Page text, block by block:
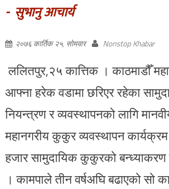
- सुभानु आचार्य
२०७६ कार्तिक २५, सोमवार Nonstop Khabar
ललितपुर,२५ कात्तिक । काठमाडौँ
आफ्ना हरेक वडामा छरिएर रहेका
नियन्त्रण र व्यवस्थापनको लागि
महानगरीय कुकुर व्यवस्थापन
हजार सामुदायिक कुकुरको
। कामपाले तीन वर्षअघि बढाएको सो